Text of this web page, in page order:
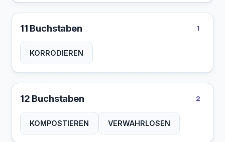
11 Buchstaben 1
KORRODIEREN
12 Buchstaben 2
KOMPOSTIEREN VERWAHRLOSEN